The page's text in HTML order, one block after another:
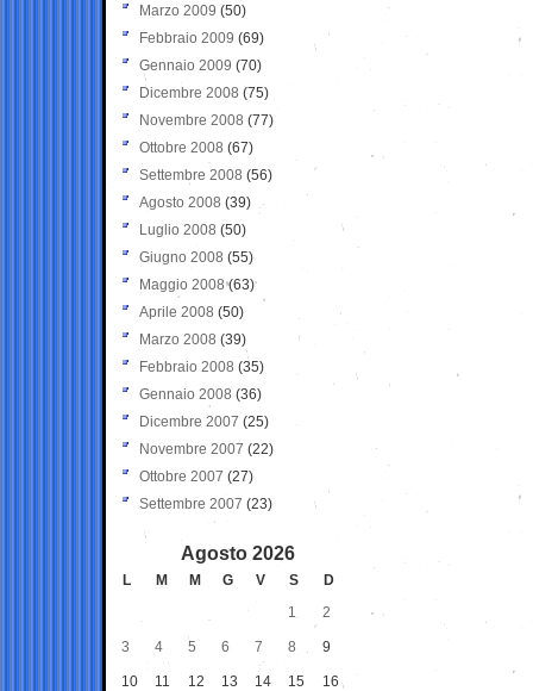
Marzo 2009 (50)
Febbraio 2009 (69)
Gennaio 2009 (70)
Dicembre 2008 (75)
Novembre 2008 (77)
Ottobre 2008 (67)
Settembre 2008 (56)
Agosto 2008 (39)
Luglio 2008 (50)
Giugno 2008 (55)
Maggio 2008(63)
Aprile 2008 (50)
Marzo 2008 (39)
Febbraio 2008 (35)
Gennaio 2008 (36)
Dicembre 2007 (25)
Novembre 2007 (22)
Ottobre 2007 (27)
Settembre 2007 (23)
Agosto 2026
L M M G V S
D
1
2
3 4 5 6 7 8 9
10 11 12 13 14 15 16